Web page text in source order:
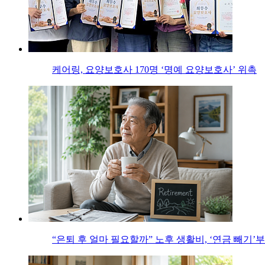
케어링, 요양보호사 170명 ‘명예 요양보호사’ 위촉
“은퇴 후 얼마 필요할까” 노후 생활비, ‘연금 빼기’